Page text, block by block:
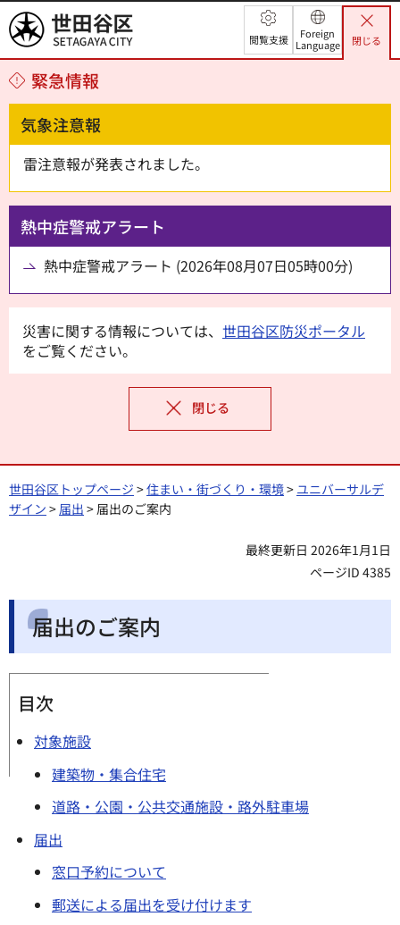
世田谷区 閲覧支援
Foreign
Language
閉じる
緊急情報
気象注意報
雷注意報が発表されました。
熱中症警戒アラート
熱中症警戒アラート (2026年08月07日05時00分)
災害に関する情報については、 世田谷区防災ポータル
をご覧ください。
閉じる
世田谷区トップページ >住まい・街づくり・環境> ユニバーサルデ
ザイン > 届出 > 届出のご案内
最終更新日 2026年1月1日
ページID 4385
届出のご案内
目次
対象施設
建築物・集合住宅
道路・公園・公共交通施設・路外駐車場
届出
窓口予約について
郵送による届出を受け付けます